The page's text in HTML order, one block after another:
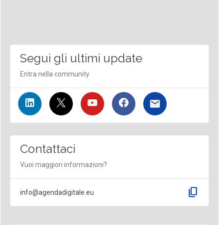
Segui gli ultimi update
Entra nella community
Contattaci
Vuoi maggiori informazioni?
info@agendadigitale.eu content_copy